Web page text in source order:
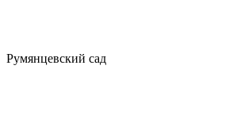
Румянцевский сад